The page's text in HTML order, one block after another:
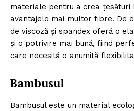
materiale pentru a crea țesături
avantajele mai multor fibre. De
de viscoză și spandex oferă o
și o potrivire mai bună, fiind
care necesită o anumită
Bambusul
Bambusul este un material